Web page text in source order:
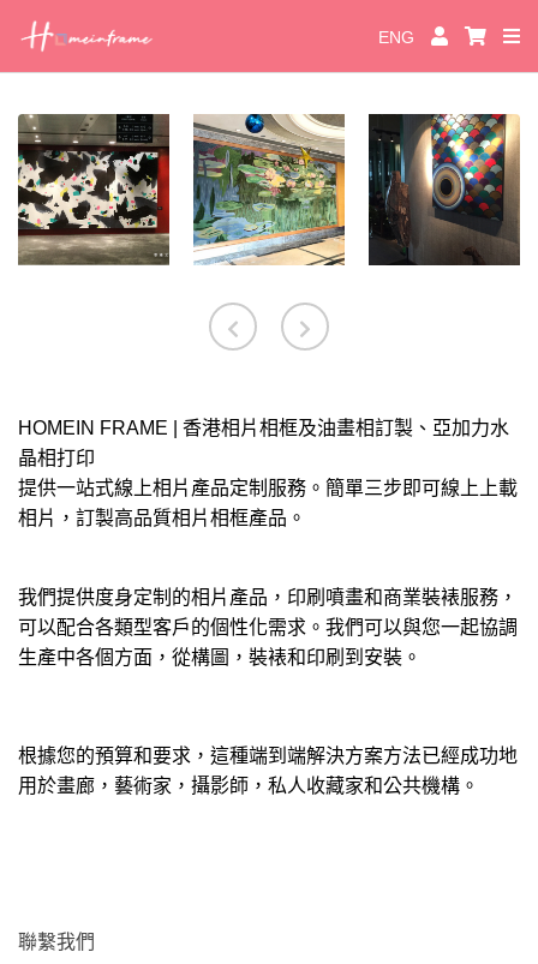
ENG
HOMEIN FRAME | 香港相片相框及油畫相訂製、亞加力水
晶相打印
提供一站式線上相片產品定制服務。簡單三步即可線上上載
相片，訂製高品質相片相框產品。
我們提供度身定制的相片產品，印刷噴畫和商業裝裱服務，
可以配合各類型客戶的個性化需求。我們可以與您一起協調
生產中各個方面，從構圖，裝裱和印刷到安裝。
根據您的預算和要求，這種端到端解決方案方法已經成功地
用於畫廊，藝術家，攝影師，私人收藏家和公共機構。
聯繫我們